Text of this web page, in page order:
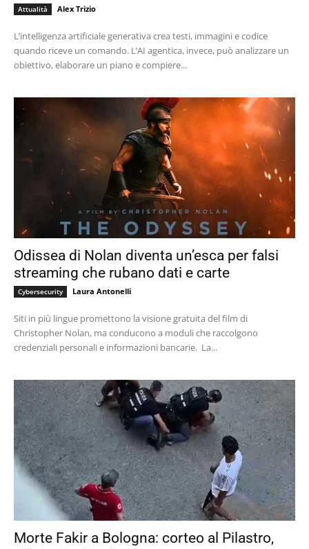
Attualità Alex Trizio
L’intelligenza artificiale generativa crea testi, immagini e codice
quando riceve un comando. L’AI agentica, invece, può analizzare un
obiettivo, elaborare un piano e compiere...
Odissea di Nolan diventa un’esca per falsi
streaming che rubano dati e carte
Cybersecurity Laura Antonelli
Siti in più lingue promettono la visione gratuita del film di
Christopher Nolan, ma conducono a moduli che raccolgono
credenziali personali e informazioni bancarie. La...
Morte Fakir a Bologna: corteo al Pilastro,